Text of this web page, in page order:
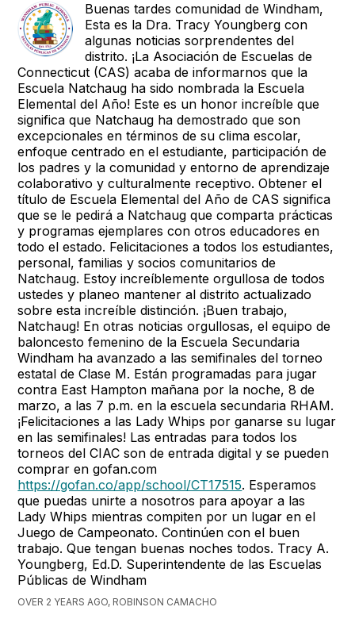
Buenas tardes comunidad de Windham,
Esta es la Dra. Tracy Youngberg con
algunas noticias sorprendentes del
distrito. ¡La Asociación de Escuelas de
Connecticut (CAS) acaba de informarnos que la
Escuela Natchaug ha sido nombrada la Escuela
Elemental del Año! Este es un honor increíble que
significa que Natchaug ha demostrado que son
excepcionales en términos de su clima escolar,
enfoque centrado en el estudiante, participación de
los padres y la comunidad y entorno de aprendizaje
colaborativo y culturalmente receptivo. Obtener el
título de Escuela Elemental del Año de CAS significa
que se le pedirá a Natchaug que comparta prácticas
y programas ejemplares con otros educadores en
todo el estado. Felicitaciones a todos los estudiantes,
personal, familias y socios comunitarios de
Natchaug. Estoy increíblemente orgullosa de todos
ustedes y planeo mantener al distrito actualizado
sobre esta increíble distinción. ¡Buen trabajo,
Natchaug! En otras noticias orgullosas, el equipo de
baloncesto femenino de la Escuela Secundaria
Windham ha avanzado a las semifinales del torneo
estatal de Clase M. Están programadas para jugar
contra East Hampton mañana por la noche, 8 de
marzo, a las 7 p.m. en la escuela secundaria RHAM.
¡Felicitaciones a las Lady Whips por ganarse su lugar
en las semifinales! Las entradas para todos los
torneos del CIAC son de entrada digital y se pueden
comprar en gofan.com
https://gofan.co/app/school/CT17515. Esperamos
que puedas unirte a nosotros para apoyar a las
Lady Whips mientras compiten por un lugar en el
Juego de Campeonato. Continúen con el buen
trabajo. Que tengan buenas noches todos. Tracy A.
Youngberg, Ed.D. Superintendente de las Escuelas
Públicas de Windham
OVER 2 YEARS AGO, ROBINSON CAMACHO